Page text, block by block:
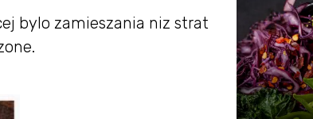
bylo zamieszania niz strat